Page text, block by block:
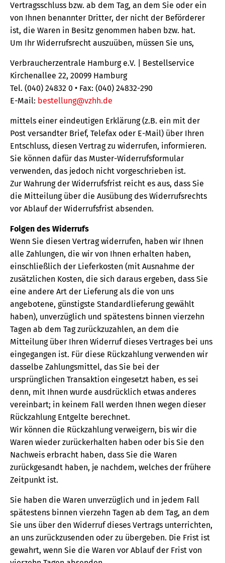
Vertragsschluss bzw. ab dem Tag, an dem Sie oder ein
von Ihnen benannter Dritter, der nicht der Beförderer
ist, die Waren in Besitz genommen haben bzw. hat.
Um Ihr Widerrufsrecht auszuüben, müssen Sie uns,
Verbraucherzentrale Hamburg e.V. | Bestellservice
Kirchenallee 22, 20099 Hamburg
Tel. (040) 24832 0 • Fax: (040) 24832-290
E-Mail: bestellung@vzhh.de
mittels einer eindeutigen Erklärung (z.B. ein mit der
Post versandter Brief, Telefax oder E-Mail) über Ihren
Entschluss, diesen Vertrag zu widerrufen, informieren.
Sie können dafür das Muster-Widerrufsformular
verwenden, das jedoch nicht vorgeschrieben ist.
Zur Wahrung der Widerrufsfrist reicht es aus, dass Sie
die Mitteilung über die Ausübung des Widerrufsrechts
vor Ablauf der Widerrufsfrist absenden.
Folgen des Widerrufs
Wenn Sie diesen Vertrag widerrufen, haben wir Ihnen
alle Zahlungen, die wir von Ihnen erhalten haben,
einschließlich der Lieferkosten (mit Ausnahme der
zusätzlichen Kosten, die sich daraus ergeben, dass Sie
eine andere Art der Lieferung als die von uns
angebotene, günstigste Standardlieferung gewählt
haben), unverzüglich und spätestens binnen vierzehn
Tagen ab dem Tag zurückzuzahlen, an dem die
Mitteilung über Ihren Widerruf dieses Vertrages bei uns
eingegangen ist. Für diese Rückzahlung verwenden wir
dasselbe Zahlungsmittel, das Sie bei der
ursprünglichen Transaktion eingesetzt haben, es sei
denn, mit Ihnen wurde ausdrücklich etwas anderes
vereinbart; in keinem Fall werden Ihnen wegen dieser
Rückzahlung Entgelte berechnet.
Wir können die Rückzahlung verweigern, bis wir die
Waren wieder zurückerhalten haben oder bis Sie den
Nachweis erbracht haben, dass Sie die Waren
zurückgesandt haben, je nachdem, welches der frühere
Zeitpunkt ist.
Sie haben die Waren unverzüglich und in jedem Fall
spätestens binnen vierzehn Tagen ab dem Tag, an dem
Sie uns über den Widerruf dieses Vertrags unterrichten,
an uns zurückzusenden oder zu übergeben. Die Frist ist
gewahrt, wenn Sie die Waren vor Ablauf der Frist von